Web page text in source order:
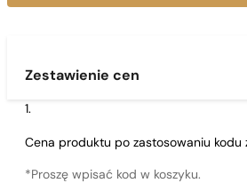
Zestawienie cen
Cena produktu po zastosowaniu kodu
*Proszę wpisać kod w koszyku.